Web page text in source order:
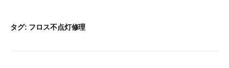
タグ: フロス不点灯修理